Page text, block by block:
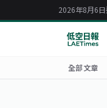
2026年8月6
全部文章